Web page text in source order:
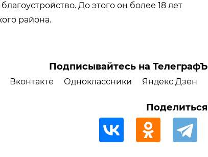
До этого он более 18 лет
района.
Подписывайтесь на ТелеграфЪ
Вконтакте Одноклассники Яндекс Дзен
Поделиться